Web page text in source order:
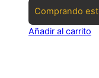
Comprando
Añadir al carrito